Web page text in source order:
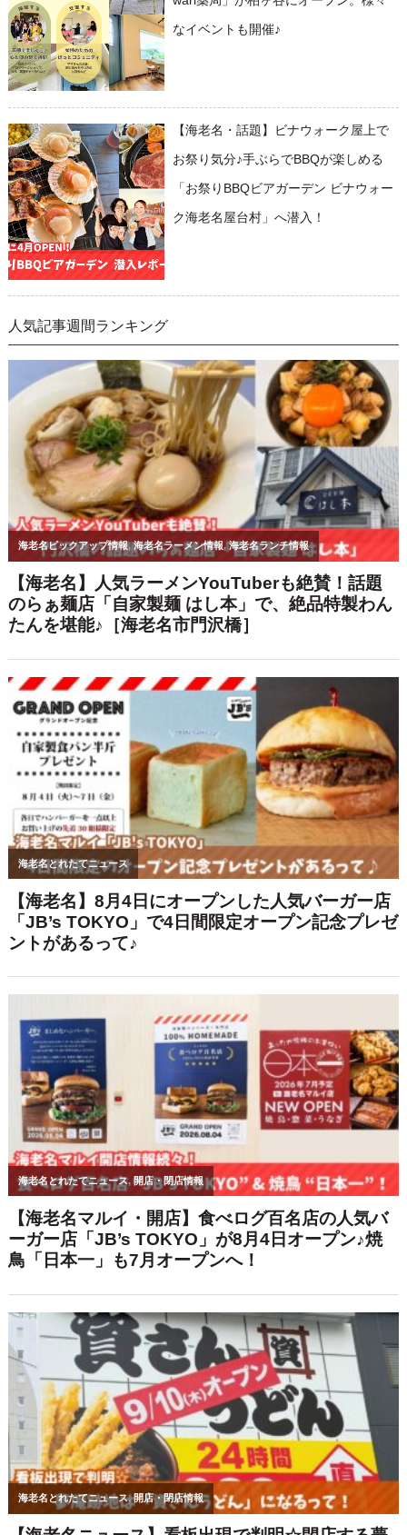
なイベントも開催♪
【海老名・話題】ビナウォーク屋上で
お祭り気分♪手ぶらでBBQが楽しめる
「お祭りBBQビアガーデン ビナウォー
ク海老名屋台村」へ潜入！
人気記事週間ランキング